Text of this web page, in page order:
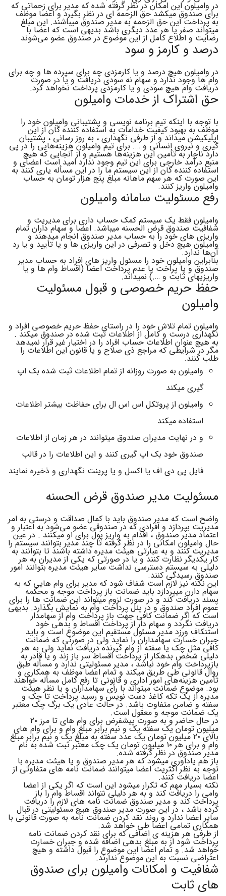
در وامیلون این امکان در نظر گرفته شده که مدیر برای زحماتی که
برای صندوق میکشد حق الزحمه ای در نظر بگیرد و اعضا موظف
به پرداخت این حق الزحمه به مدیر صندوق میباشند. این مبلغ
میتواند صفر یا هر عدد دیگری باشد بدیهی است که اعضا با
رضایت و اطلاع کامل از این موضوع در صندوق عضو می‌شوند
درصد و کارمز و سود
در وامیلون هیچ درصد و یا کارمزدی چه برای سپرده ها و چه برای
وام ها وجود ندارد و سهام نه سودی دریافت و یا در صورت
دریافت وام هیچ سودی و یا کارمزدی پرداخت نخواهد کرد.
حق اشتراک از خدمات وامیلون
با توجه با اینکه تیم برنامه نویسی و پشتیبانی وامیلون خود را
موظف به بهبود کیفیت خدامات به استفاده کننده گان از این
اپلیکیشن میداند و از طرفی نگهداری ، به روز رسانی ، پشتیبان
گیری و نیروی انسانی و …. برای تیم وامیلون هزینه‌هایی را در پی
دارد ناچار به تأمین این هزینه‌ها هستیم و از آنجایی که هیچ
منبع در‌آمد خارجی برای این تیم وجود ندارد امید است اعضای و
استفاده کننده گان از این سیستم ما را در این مسأله یاری کنند به
این صورت که هر سهم ماهانه مبلغ پنج هزار تومان به حساب
وامیلون واریز کنند.
رفع مسئولیت سامانه وامیلون
وامیلون فقط یک سیستم کمک حساب داری برای مدیریت و
شفافیت صندوق قرض الحسنه میباشد. اعضا و سهام داران تمام
واریزی های خود را به حساب مدیر صندوق انجام میدهند و
وامیلون هیچ دخل و تصرفی در این واریزی ها و یا تأیید و یا رد
آن‌ها ندارد.
بنابراین وامیلون خود را مسئول واریز های افراد به حساب مدیر
صندوق و یا پراخت یا عدم پرداخت اعضا (اقساط وام ها و یا
واریزیهای ثابت و ….) نمیداند.
حفظ حریم خصوصی و قبول مسئولیت
وامیلون
وامیلون تمام تلاش خود را در راستای حفظ حریم خصوصی افراد و
نگهداری درست و کامل از اطلاعات ثبت شده در صندوق میکند .
به هیچ عنوان اطلاعات حساب افراد را در اختیار غیر قرار نمیدهد
مگر در شرایطی که مراجع ذی صلاح و یا قانون این اطلاعات را
طلب کنند.
وامیلون به صورت روزانه از تمام اطلاعات ثبت شده بک اپ
گیری میکند
وامیلون از پروتکل اس اس ال برای حفاظت بیشتر اطلاعات
استفاده میکند
و در نهایت مدیران صندوق میتوانند در هر زمان از اطلاعات
صندوق خود بک اپ گیری کنند و این اطلاعات را در قالب
فایل پی دی اف یا اکسل و یا پرینت نگهداری و ذخیره نمایند
مسئولیت مدیر صندوق قرض الحسنه
واضح است که مدیر صندوق باید با کمال صداقت و درستی به امر
مدیریت بپردازد و افرادی که در صندوقی عضو می‌شود به اعتبار و
اعتماد مدیر صندوق ، اقدام به واریز پول برای او میکنند . در عین
حال وامیلون امکانی را در نظر گرفته تا چند مدیر بتوانند سیستم را
مدیریت کنند و به عبارتی هیئت مدیره داشته باشند تا بتوانند به
کار یکدیگر نظارت کنند و یا در صورتی که یکی از مدیران به هر
دلیلی به سیستم دسترسی نداشت سایر هیئت مدیره بتوانند امور
صندوق رسیدگی کنند.
این نکته نیز لازم است شفاف شود که مدیر برای وام هایی که به
سهام دارن میپردازد باید ضمانت باز پرداخت موجه و محکمه
پسند دریافت کند و در صورت لزوم میتواند این ضمانت ها را برای
عموم افراد صندوق و در پنل پرداخت وام به نمایش بگذارد. بدیهی
است که اگر ضمانت کافی جهت باز پرداخت وام از سهامدار
دریافت نگردد و سهام دار از پرداخت اقساط و بدهی خود
استنکاف ورزد مدیر مسئول مستقیم این موضوع است و باید
جبران خسارت سهامداران را نماید ولی در صورتی که ضمانت
کافی مثل چک یا سفته از وام گیرنده دریافت نماید ولی به هر
دلیلی شخص بدهکار از پرداخت اقساط سر باز زند و یا قادر به
بازپرداخت وام خود نباشد ، مدیر مسئولیتی ندارد و مسأله طبق
روال قانونی طی طریق میکند و تمام اعضا موظف به همکاری و
تأمین هزینه‌های امور اداری و قانونی تا رفع کامل مسأله خواهند
بود. موضوع ضمانت میتواند با رأی سهامداران و یا نظر هیئت
مدیره از یک تکه کاغذ دست نویس و رسید پرداخت تا چک و
سفته و ضامن متفاوت باشد. در حالت عادی یک برگ چک معتبر
یک ضمانت موجه و معقول است.
در حال حاضر و به صورت پیشفرض برای وام های تا مرز ۲۰
میلیون تومان یک سفته یک و نیم برابر مبلغ وام و برای وام های
بالای ۲۰ میلیون تومان یک عدد سفته به مبلغ یک و نیم برابر مبلغ
وام و برای هر ۱۰ میلیون تومان یک چک معتبر ثبت شده به نام
مدیر صندوق در نظر گرفته شده.
باز هم یاداوری میشود که هر مدیر صندوق و یا هیئت مدیره با
توجه به نظر اکثریت اعضا میتوانند ضمانت نامه های متفاوتی از
اعضا دریافت کنند.
نکته بسیار مهم که تکرار میشود این است که اگر یکی از اعضا
وامی را دریافت کند و به هر دلیلی نتواند اقساط وام را باز
پرداخت کند و مدیر صندوق ضمانت نامه های لازم را دریافت
کرده باشد ، در این صورت مدیر صندوق هیچ مسئولیتی در قبال
سایر اعضا ندارد و روند نقد کردن ضمانت نامه به صورت قانونی با
همکاری تمامی اعضا طی خواهد شد.
از طرفی هر هزینه ی اضافی که برای نقد کردن ضمانت نامه
پرداخت شود از به مبلغ بدهی اضافه شده و جبران خسارت
خواهد شد. و تمام اعضا این موضوع را قبول داشته و هیچ
اعتراضی نسبت به این موضوع ندارند.
شفافیت و امکانات وامیلون برای صندوق
های ثابت